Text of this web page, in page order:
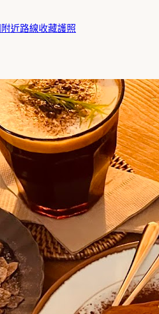
附近路線收藏護照